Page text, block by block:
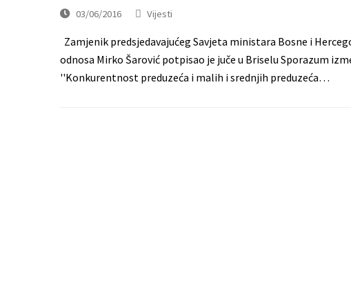
03/06/2016 Vijesti
Zamjenik predsjedavajućeg Savjeta ministara Bosne i
odnosa Mirko Šarović potpisao je juče u Briselu Sporazum
''Konkurentnost preduzeća i malih i srednjih preduzeća…